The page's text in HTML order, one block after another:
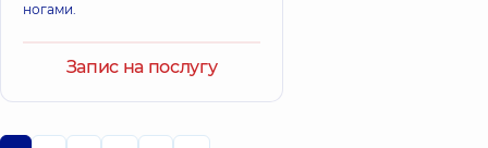
ногами.
Запис на послугу